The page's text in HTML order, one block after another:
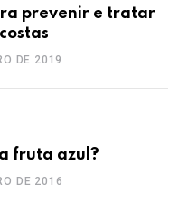
prevenir e tratar
DE 2019
fruta azul?
DE 2016